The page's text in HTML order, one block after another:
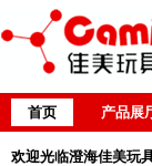
首页 产品展
欢迎光临澄海佳美玩